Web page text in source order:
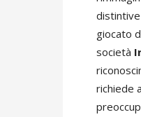
giocato
società
richiede